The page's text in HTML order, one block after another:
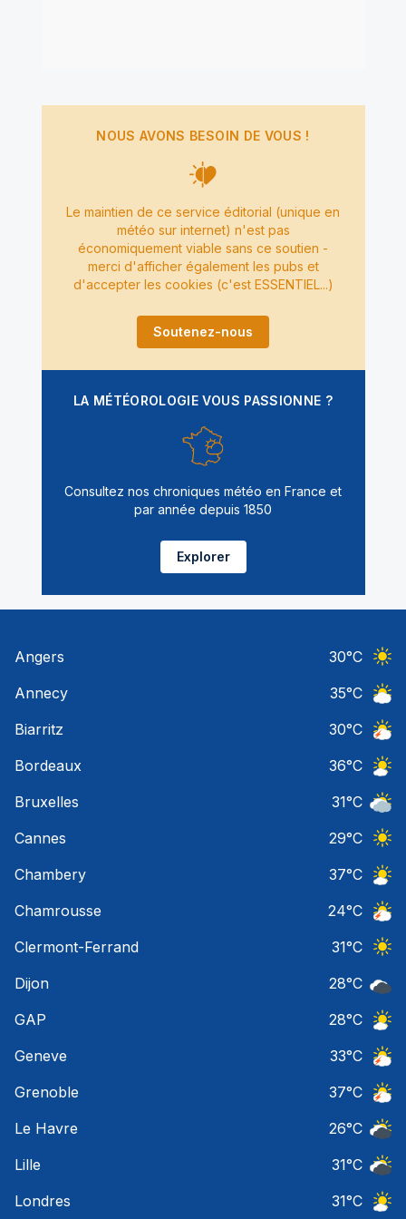
NOUS AVONS BESOIN DE VOUS !
Le maintien de ce service éditorial (unique en
météo sur internet) n'est pas
économiquement viable sans ce soutien -
merci d'afficher également les pubs et
d'accepter les cookies (c'est ESSENTIEL...)
Soutenez-nous
LA MÉTÉOROLOGIE VOUS PASSIONNE ?
Consultez nos chroniques météo en France et
par année depuis 1850
Explorer
Angers 30°C
Annecy
35°C
Biarritz
30°C
Bordeaux
36°C
Bruxelles
31°C
Cannes
29°C
Chambery
37°C
Chamrousse
24°C
Clermont-Ferrand
31°C
Dijon
28°C
GAP
28°C
Geneve
33°C
Grenoble
37°C
Le Havre
26°C
Lille
31°C
Londres
31°C